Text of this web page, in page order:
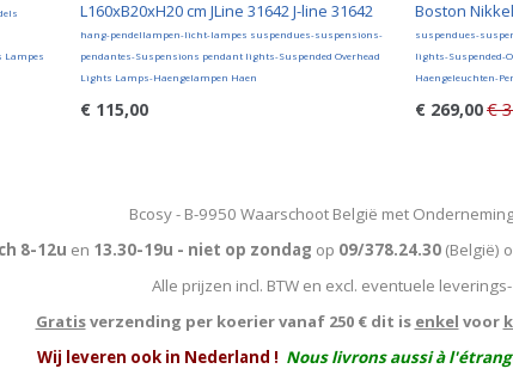
Lampes
L160xB20xH20 cm JLine 31642 J-line 31642
hang-pendellampen-licht-lampes suspendues-suspensions-
pendantes-Suspensions pendant lights-Suspended Overhead
Lights Lamps-Haengelampen Haen
€ 115,00
Boston
suspendues-
lights-Suspended-
Haengeleuchten-
€ 269,00€
Bcosy - B-9950 Waarschoot België met
8-12u en 13.30-19u - niet op zondag op 09/378.24.30(België)
Alle prijzen incl. BTW en excl. eventuele
Gratisverzending per koerier vanaf 250 € dit is enkel voor
Wij leveren ook in Nederland ! Nous livrons aussi à l'